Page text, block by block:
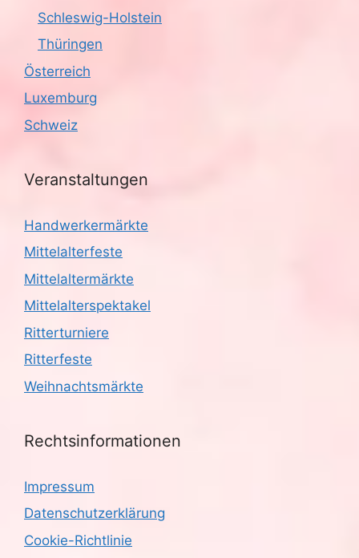
Schleswig-Holstein
Thüringen
Österreich
Luxemburg
Schweiz
Veranstaltungen
Handwerkermärkte
Mittelalterfeste
Mittelaltermärkte
Mittelalterspektakel
Ritterturniere
Ritterfeste
Weihnachtsmärkte
Rechtsinformationen
Impressum
Datenschutzerklärung
Cookie-Richtlinie